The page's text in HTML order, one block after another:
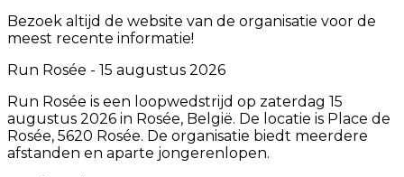
Bezoek altijd de website van de organisatie voor de
meest recente informatie!
Run Rosée - 15 augustus 2026
Run Rosée is een loopwedstrijd op zaterdag 15
augustus 2026 in Rosée, België. De locatie is Place de
Rosée, 5620 Rosée. De organisatie biedt meerdere
afstanden en aparte jongerenlopen.